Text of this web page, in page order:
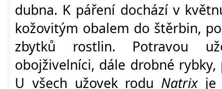
dubna. K páření dochází v
kožovitým obalem do štěrbin,
zbytků rostlin. Potravou
obojživelníci, dále drobné
U všech užovek rodu Natrixje